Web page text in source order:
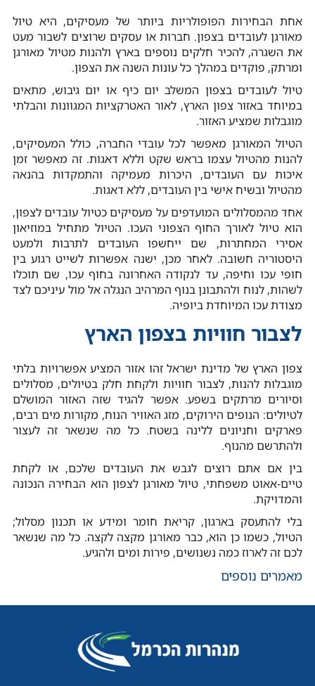
אחת הבחירות הפופולריות ביותר של מעסיקים, היא טיול
מאורגן לעובדים בצפון. חברות או עסקים שרוצים לשבור מעט
את השגרה, להכיר חלקים נוספים בארץ ולהנות מטיול מאורגן
ומרתק, פוקדים במהלך כל עונות השנה את הצפון.
טיול לעובדים בצפון המשלב יום כיף או יום גיבוש, מתאים
במיוחד באזור צפון הארץ, לאור האטרקציות המגוונות והבלתי
מוגבלות שמציע האזור.
הטיול המאורגן מאפשר לכל עובדי החברה, כולל המעסיקים,
להנות מהטיול עצמו בראש שקט וללא דאגות. זה מאפשר זמן
איכות עם העובדים, היכרות מעמיקה והתמקדות בהנאה
מהטיול ובשיח אישי בין העובדים, ללא דאגות.
אחד מהמסלולים המועדפים על מעסיקים כטיול עובדים לצפון,
הוא טיול לאורך החוף הצפוני העכו. הטיול מתחיל במוזיאון
אסירי המחתרות, שם ייחשפו העובדים לתרבות ולמעט
היסטוריה חשובה. לאחר מכן, ישנה אפשרות לשייט רגוע בין
חופי עכו וחיפה, עד לנקודה האחרונה בחוף עכו, שם תוכלו
לשהות, לנוח ולהתבונן בנוף המרהיב הנגלה אל מול עיניכם לצד
מצודת עכו המיוחדת ביופיה.
לצבור חוויות בצפון הארץ
צפון הארץ של מדינת ישראל זהו אזור המציע אפשרויות בלתי
מוגבלות להנות, לצבור חוויות ולקחת חלק בטיולים, מסלולים
וסיורים מרתקים בשפע. אפשר להגיד שזה האזור המושלם
לטיולים: הנופים הירוקים, מזג האוויר הנוח, מקורות מים רבים,
פארקים וחניונים ללינה בשטח. כל מה שנשאר זה לעצור
ולהתרשם מהנוף.
בין אם אתם רוצים לגבש את העובדים שלכם, או לקחת
טיים-אאוט משפחתי, טיול מאורגן לצפון הוא הבחירה הנכונה
והמדויקת.
בלי להתעסק בארגון, קריאת חומר ומידע או תכנון מסלול;
הטיול, כשמו כן הוא, כבר מאורגן מקצה לקצה. כל מה שנשאר
לכם זה לארוז כמה נשנושים, פירות ומים ולהגיע.
מאמרים נוספים